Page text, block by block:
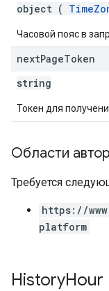
object (
Часовой пояс в
nextPageToken
string
Токен для
Области
Требуется
https://
platform
HistoryHour